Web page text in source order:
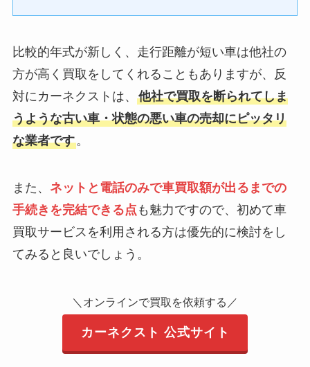
そこのところを何と
かわかりやすくして
ほしかったです！！
査定額が決まった後
報告し忘れていた不
接電話をしたのだ
が、
そのための減額のや
たのが、
何となく残念。
結果は同じでも出来
比較的年式が新しく、走行距離が短い車は他社の
方が高く買取をしてくれることもありますが、反
対にカーネクストは、 他社で買取を断られてしま
うような古い車・状態の悪い車の売却にピッタリ
な業者です。
また、 ネットと電話のみで車買取額が出るまでの
手続きを完結できる点 も魅力ですので、初めて車
買取サービスを利用される方は優先的に検討をし
てみると良いでしょう。
＼オンラインで買取を依頼する／
カーネクスト 公式サイト